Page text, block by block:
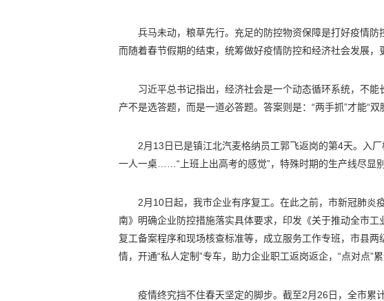
兵马未动，粮草先行。充足的防控物资保障是打好疫情防
而随着春节假期的结束，统筹做好疫情防控和经济社会发展，
习近平总书记指出，经济社会是一个动态循环系统，不
产不是选答题，而是一道必答题。答案则是：“两手抓”才能“双
2月13日已是镇江北汽麦格纳员工郭飞返岗的第4天。入
一人一桌……“上班上出高考的感觉”，特殊时期的生产线尽显别
2月10日起，我市企业有序复工。在此之前，市新冠肺炎
南》明确企业防控措施落实具体要求，印发《关于推动全市
复工备案程序和现场核查标准等，成立服务工作专班，市县
情，开通“私人定制”专车，助力企业职工返岗返企，“点对点”
疫情终究挡不住春天坚定的脚步。截至2月26日，全市累